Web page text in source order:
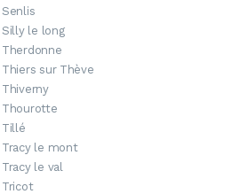
le long
sur Thève
le mont
le val